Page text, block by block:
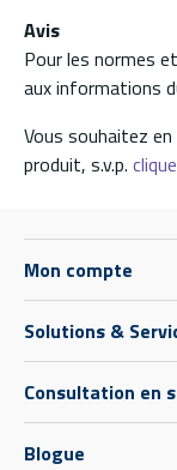
Avis
Pour les normes
aux informations
Vous souhaitez
produit, s.v.p.
Mon compte
Solutions &
Consultation en
Blogue